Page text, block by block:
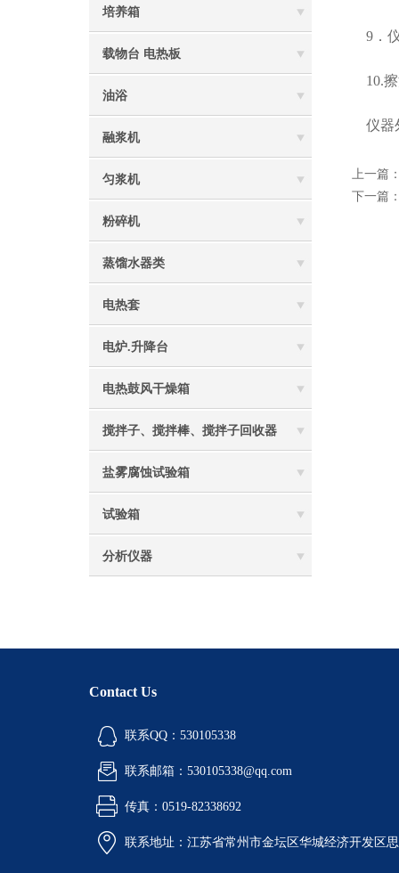
培养箱
载物台 电热板
油浴
融浆机
匀浆机
粉碎机
蒸馏水器类
电热套
电炉.升降台
电热鼓风干燥箱
搅拌子、搅拌棒、搅拌子回收器
盐雾腐蚀试验箱
试验箱
分析仪器
9．
10.擦
仪器
上一篇
下一篇
Contact Us
联系QQ：530105338
联系邮箱：530105338@qq.com
传真：0519-82338692
联系地址：江苏省常州市金坛区华城经济开发区